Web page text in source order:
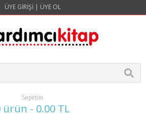
ÜYE GIRIŞI | ÜYE OL
Sepetim
ürün - 0.00 TL